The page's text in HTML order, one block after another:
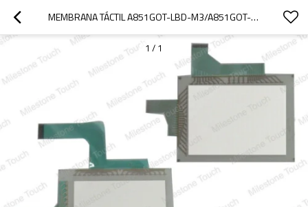
MEMBRANA TÁCTIL A851GOT-LBD-M3/A851GOT-LBD-M3 TÁCTIL DE MEMBRANA
1 / 1